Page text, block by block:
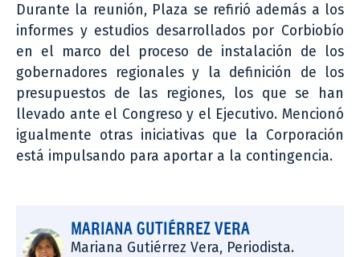
Durante la reunión, Plaza se refirió además a los
informes y estudios desarrollados por Corbiobío
en el marco del proceso de instalación de los
gobernadores regionales y la definición de los
presupuestos de las regiones, los que se han
llevado ante el Congreso y el Ejecutivo. Mencionó
igualmente otras iniciativas que la Corporación
está impulsando para aportar a la contingencia.
MARIANA GUTIÉRREZ VERA
Mariana Gutiérrez Vera, Periodista.